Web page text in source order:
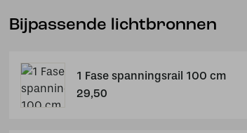
Bijpassende lichtbronnen
1 Fase spanningsrail 100 cm
29,50